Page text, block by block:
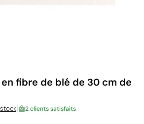
fibre de blé de 30 cm de
| 2 clients satisfaits